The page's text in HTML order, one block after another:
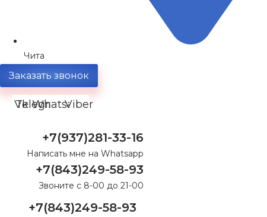
Чита
Заказать звонок
Vk
Telegram
Whatsapp
Viber
+7(937)281-33-16
Написать мне на Whatsapp
+7(843)249-58-93
Звоните с 8-00 до 21-00
+7(843)249-58-93